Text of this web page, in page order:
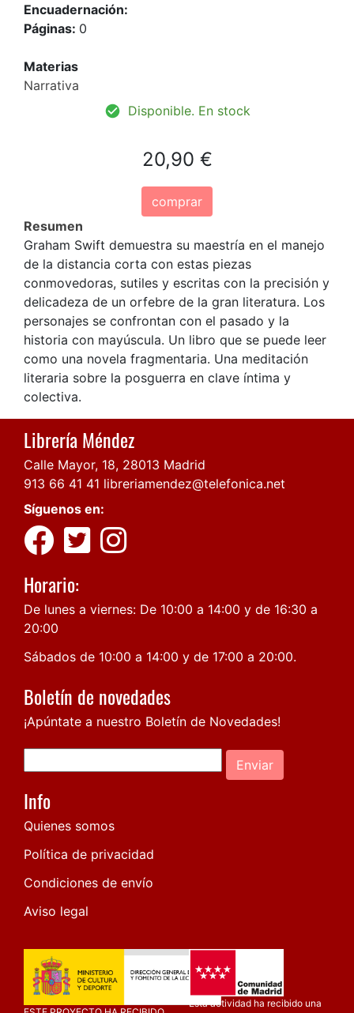
Encuadernación:
Páginas: 0
Materias
Narrativa
Disponible. En stock
20,90 €
comprar
Resumen
Graham Swift demuestra su maestría en el manejo
de la distancia corta con estas piezas
conmovedoras, sutiles y escritas con la precisión y
delicadeza de un orfebre de la gran literatura. Los
personajes se confrontan con el pasado y la
historia con mayúscula. Un libro que se puede leer
como una novela fragmentaria. Una meditación
literaria sobre la posguerra en clave íntima y
colectiva.
Librería Méndez
Calle Mayor, 18, 28013 Madrid
913 66 41 41 libreriamendez@telefonica.net
Síguenos en:
Horario:
De lunes a viernes: De 10:00 a 14:00 y de 16:30 a
20:00
Sábados de 10:00 a 14:00 y de 17:00 a 20:00.
Boletín de novedades
¡Apúntate a nuestro Boletín de Novedades!
Enviar
Info
Quienes somos
Política de privacidad
Condiciones de envío
Aviso legal
Esta actividad ha recibido una